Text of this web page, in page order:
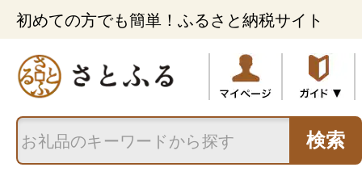
初めての方でも簡単！ふるさと納税サイト
検索